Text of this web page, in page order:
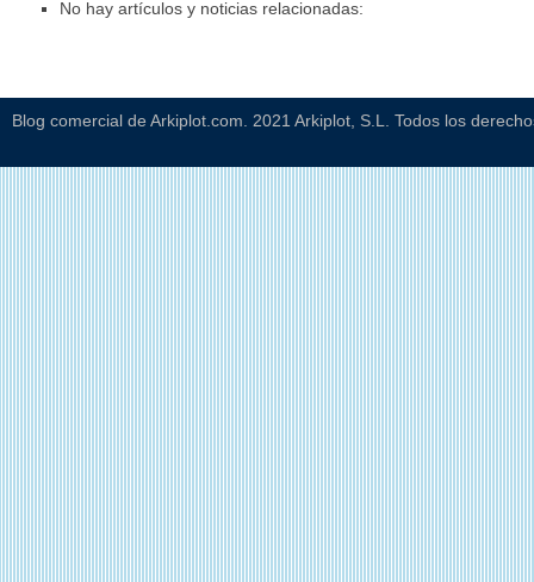
No hay artículos y noticias relacionadas:
Blog comercial de Arkiplot.com. 2021 Arkiplot, S.L. Todos los